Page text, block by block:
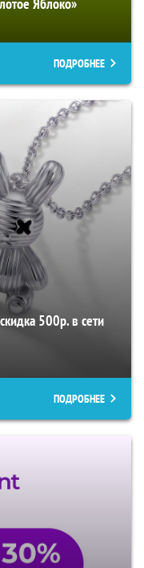
Яблоко»
ПОДРОБНЕЕ
500р. в сети
ПОДРОБНЕЕ